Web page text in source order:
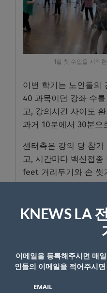
1일 첫 수업을 시작
이번 학기는 노인들의
40 과목이던 강좌 수
고, 강의시간 사이도
과거 10분에서 30분으
센터측은 강의 당 참
고, 시간마다 백신접
feet 거리두기와 손 씻
나 19 안전수칙을 철
- Copyright ©
KNEWS LA
이메일을 등록해주시면 매
인들의 이메일을 적어주시
EMAIL